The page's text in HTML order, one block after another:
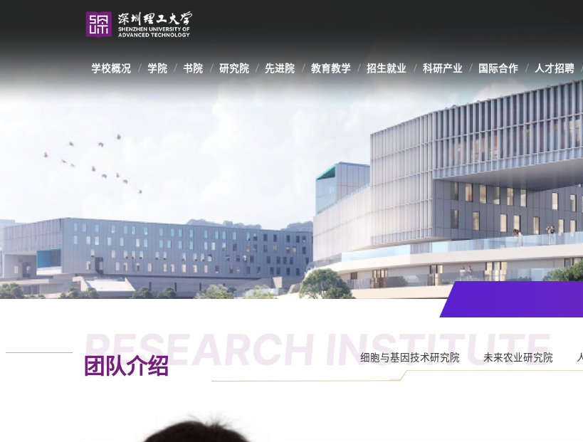
学校概况 学院 书院 研究院 先进院 教育教学 招生就业 科研产业 国际合作 人才招聘
RESEARCH INSTITUTE
团队介绍 细胞与基因技术研究院 未来农业研究院